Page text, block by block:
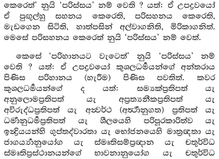
කෙරෙත්’ නුයි ‘පරිස්සය’ නම් වෙති ? යත්: ඒ උපද්‍රවයෝ
ඒ පුඟුල්හු සහනය කෙරෙති, පරිසහනය කෙරෙති,
මැඩගෙන සිටිති, හාත්පසින් අල්වාගනිති, මිරිකාගනිත්.
මෙසේ පරිසහනය කෙරෙත් නුයි ‘පරිස්සය’ නම් වෙත්.
කෙසේ ‘පරිහානයට වැටෙත්’ නුයි ‘පරිස්සය’ නම්
වෙති ? යත්: ඒ උපද්‍රවයෝ කුශලධර්‍මයන්ගේ අන්තරාය
පිණිස පරිහානය (හැරීම) පිණිස පවතිත්. කවර
කුශලධර්‍මයන්ගේ ද යත්: සම්‍යක්ප්‍රතිපත් යැ
අනුලොමප්‍රතිපත් යැ අප්‍රත්‍යනීකප්‍රතිපත් යැ
අවිරුද්ධප්‍රතිපත් යැ අන්‍වර්ථ (අර්‍ත්‍ථානුගත) ප්‍රතිපත් යැ
ධර්‍මානුධර්‍මප්‍රතිපත් යැ ශීලයෙහි පරිපූරකාරිත්ව යැ
ඉන්‍ද්‍රියයන්හි ගුප්තද්වාරතා යැ භෝජනයෙහි මාත්‍රඥතා යැ
ජාගර්‍ය්‍යානුයෝග යැ ස්මෘතිසම්ප්‍රඥාන යැ චතුර්විධ
ස්මෘතිප්‍රස්ථානයන්ගේ භාවනානුයෝග යැ චතුර්විධ